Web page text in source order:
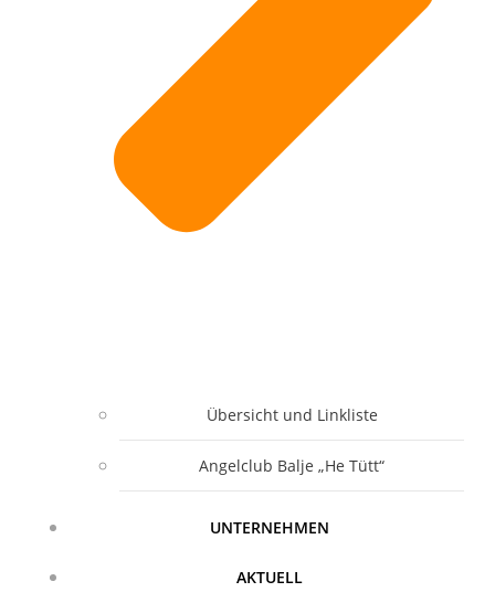
Übersicht und Linkliste
Angelclub Balje „He Tütt“
UNTERNEHMEN
AKTUELL